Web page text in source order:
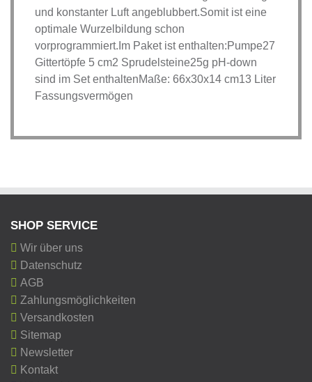
und konstanter Luft angeblubbert.Somit ist eine
optimale Wurzelbildung schon
vorprogrammiert.Im Paket ist enthalten:Pumpe27
Gittertöpfe 5 cm2 Sprudelsteine25g pH-down
sind im Set enthaltenMaße: 66x30x14 cm13 Liter
Fassungsvermögen
SHOP SERVICE
Wir über uns
Datenschutz
AGB
Zahlungsmöglichkeiten
Versandkosten
Sitemap
Newsletter
Kontakt